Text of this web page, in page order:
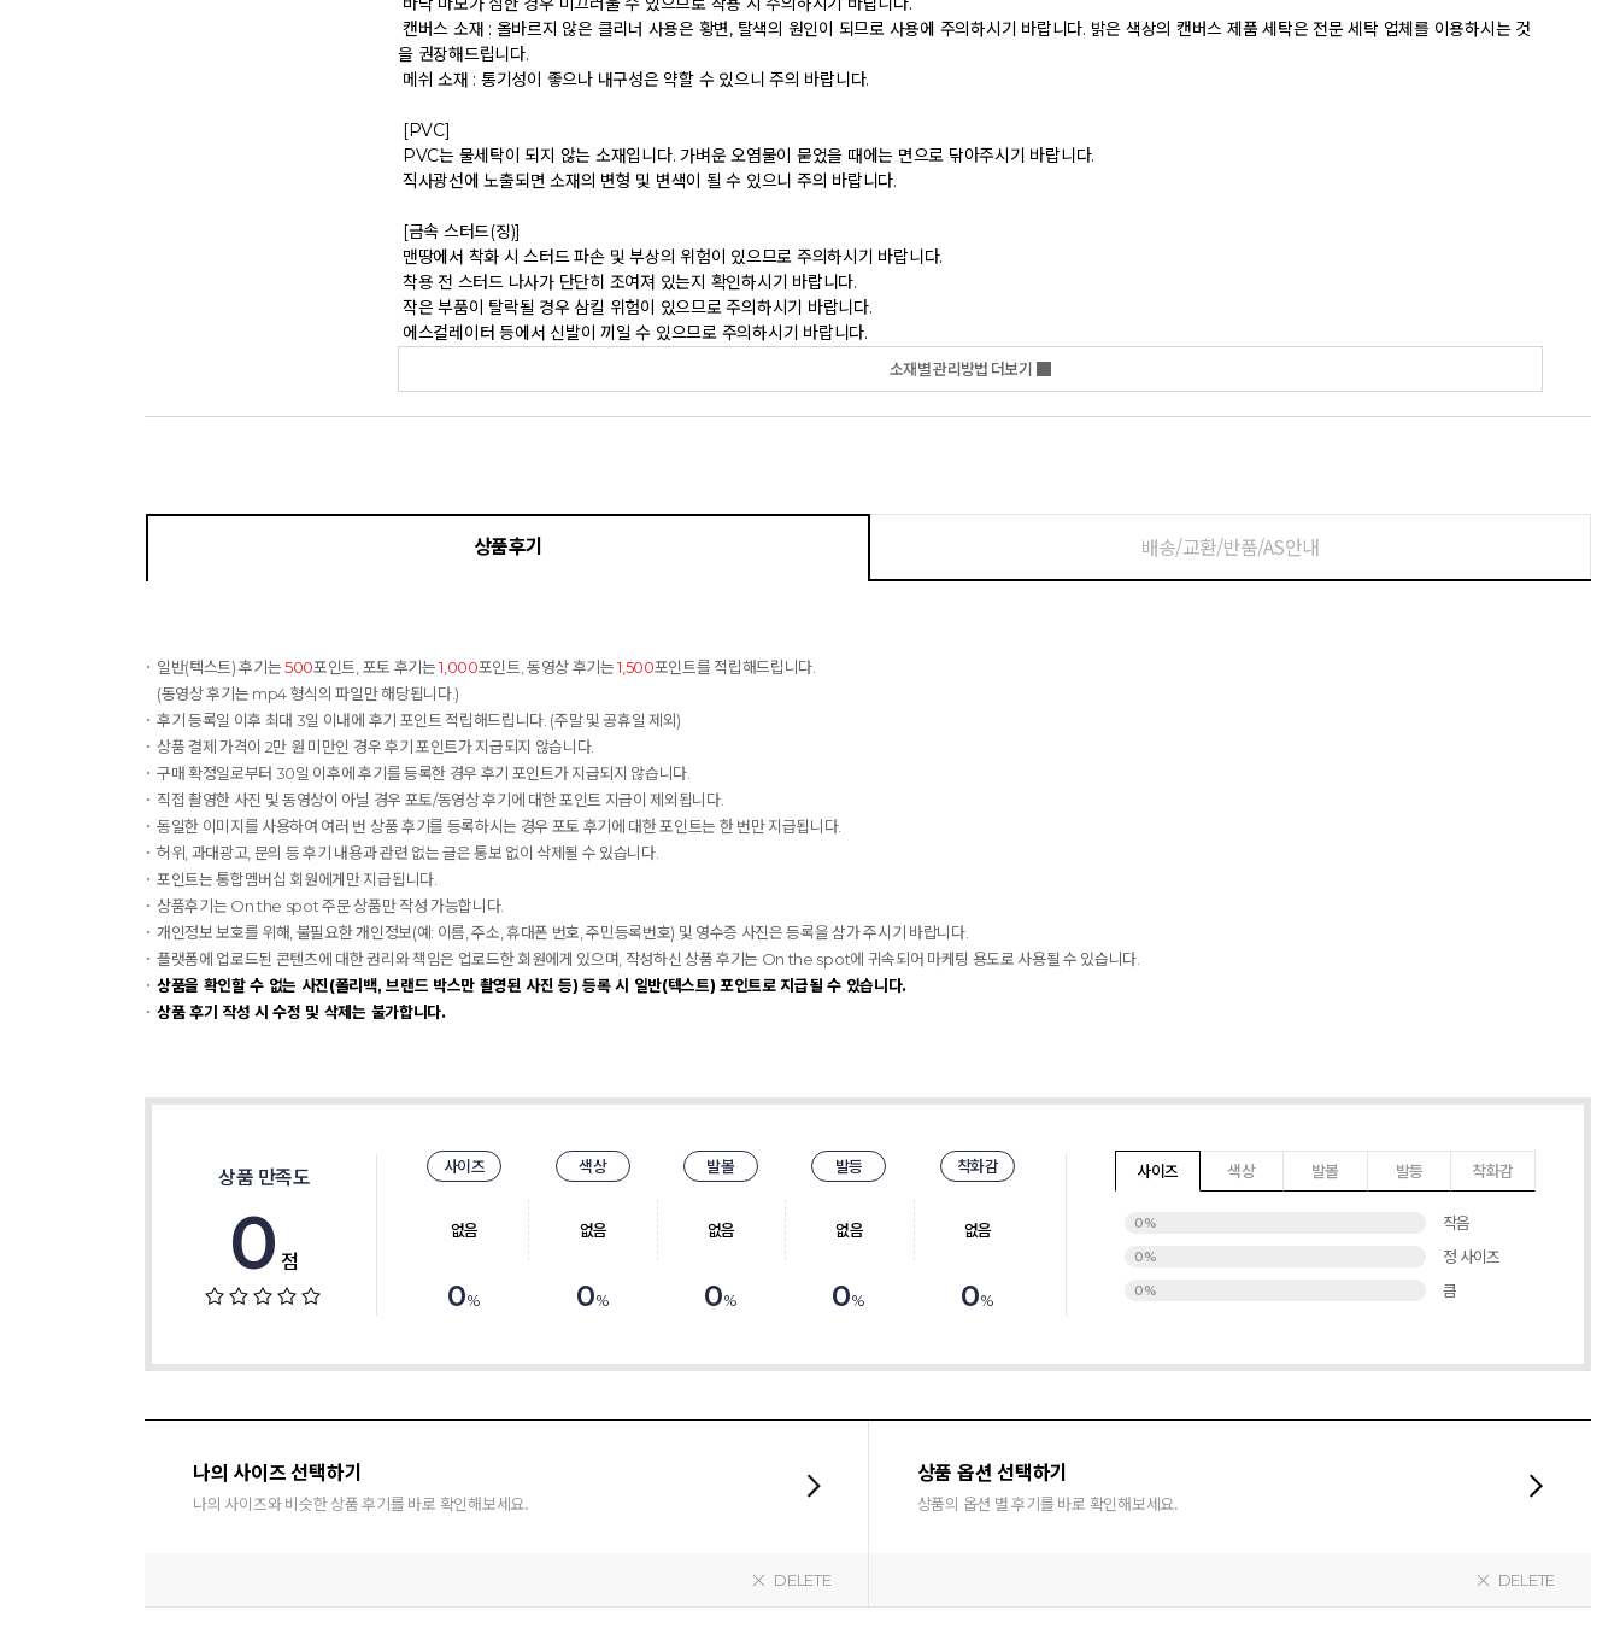
을 권장해드립니다.
에스컬레이터 등에서 신발이 끼일 수 있으므로 주의하시기 바랍니다.
소재별 관리방법 더보기
상품후기 배송/교환/반품/AS안내
일반(텍스트) 후기는500포인트, 포토 후기는1,000포인트, 동영상 후기는1,500포인트를 적립해드립니다.
(동영상 후기는 mp4 형식의 파일만 해당됩니다.)
후기 등록일 이후 최대 3일 이내에 후기 포인트 적립해드립니다. (주말 및 공휴일 제외)
상품 결제 가격이 2만 원 미만인 경우 후기 포인트가 지급되지 않습니다.
구매 확정일로부터 30일 이후에 후기를 등록한 경우 후기 포인트가 지급되지 않습니다.
직접 촬영한 사진 및 동영상이 아닐 경우 포토/동영상 후기에 대한 포인트 지급이 제외됩니다.
동일한 이미지를 사용하여 여러 번 상품 후기를 등록하시는 경우 포토 후기에 대한 포인트는 한 번만 지급됩니다.
허위, 과대광고, 문의 등 후기 내용과 관련 없는 글은 통보 없이 삭제될 수 있습니다.
포인트는 통합멤버십 회원에게만 지급됩니다.
상품후기는 On the spot 주문 상품만 작성 가능합니다.
개인정보 보호를 위해, 불필요한 개인정보(예: 이름, 주소, 휴대폰 번호, 주민등록번호) 및 영수증 사진은 등록을 삼가 주시기 바랍니다.
플랫폼에 업로드된 콘텐츠에 대한 권리와 책임은 업로드한 회원에게 있으며, 작성하신 상품 후기는 On the spot에 귀속되어 마케팅 용도로 사용될 수 있습니다.
상품을 확인할 수 없는 사진(폴리백, 브랜드 박스만 촬영된 사진 등) 등록 시 일반(텍스트) 포인트로 지급될 수 있습니다.
상품 후기 작성 시 수정 및 삭제는 불가합니다.
상품 만족도
0 점
사이즈
없음
0%
색상
없음
0%
발볼
없음
0%
발등
없음
0%
착화감
없음
0%
사이즈 색상 발볼 발등 착화감
0% 작음
0% 정 사이즈
0% 큼
나의 사이즈 선택하기
나의 사이즈와 비슷한 상품 후기를 바로 확인해보세요.
DELETE
상품 옵션 선택하기
상품의 옵션 별 후기를 바로 확인해보세요.
DELETE